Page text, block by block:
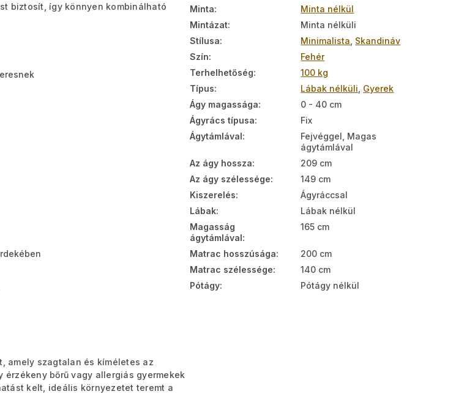
biztosít, így könnyen kombinálható
amely szagtalan és kíméletes az
bőrű vagy allergiás gyermekek
kelt, ideális környezetet teremt a
Minta:
Minta nélkül
Mintázat:
Minta nélküli
Stílusa: Minimalista Skandináv
Szín:
Fehér
Terhelhetőség:
100 kg
Típus: Lábak nélküli Gyerek
Ágy magassága:
0 - 40 cm
Ágyrács típusa:
Fix
Ágytámlával:
Fejvéggel, Magas
ágytámlával
Az ágy hossza:
209 cm
Az ágy szélessége:
149 cm
Kiszerelés:
Ágyráccsal
Lábak:
Lábak nélkül
Magasság
ágytámlával:
165 cm
Matrac hosszúsága:
200 cm
Matrac szélessége:
140 cm
Pótágy: Pótágy nélkül